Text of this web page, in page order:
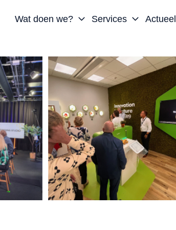
Wat doen we? Services Actueel